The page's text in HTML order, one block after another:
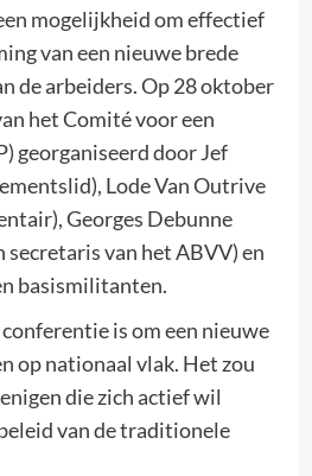
mogelijkheid om effectief
van een nieuwe brede
de arbeiders. Op 28 oktober
het Comité voor een
georganiseerd door Jef
Lode Van Outrive
Georges Debunne
secretaris van het ABVV) en
basismilitanten.
is om een nieuwe
op nationaal vlak. Het zou
die zich actief wil
van de traditionele